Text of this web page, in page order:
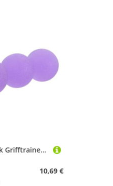
WHAMVOX 4 Stück Grifftrainer Handgrifftrainer mit Hoher Elastizität Verbessert Griffkraft und Fingerflexibilität Tragbare Stressbälle für Hand Fingerübungen Therapie und Muskelentspannung
10,69 €